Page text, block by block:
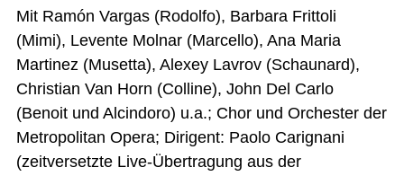
Mit Ramón Vargas (Rodolfo), Barbara Frittoli
(Mimi), Levente Molnar (Marcello), Ana Maria
Martinez (Musetta), Alexey Lavrov (Schaunard),
Christian Van Horn (Colline), John Del Carlo
(Benoit und Alcindoro) u.a.; Chor und Orchester der
Metropolitan Opera; Dirigent: Paolo Carignani
(zeitversetzte Live-Übertragung aus der